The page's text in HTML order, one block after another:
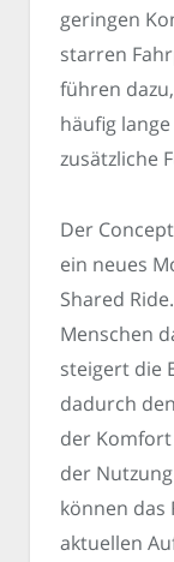
geringen
starren
führen
häufig
zusätzliche
Der
ein neues
Shared
Menschen
steigert die
dadurch
der
der
können das
aktuellen